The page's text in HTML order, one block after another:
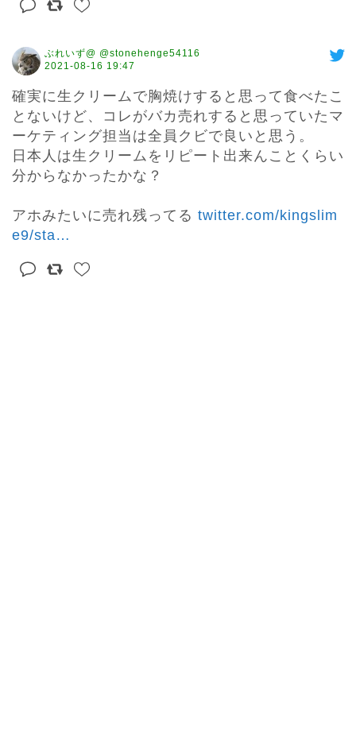
ぶれいず@ @stonehenge54116
2021-08-16 19:47
確実に生クリームで胸焼けすると思って食べたこ
とないけど、コレがバカ売れすると思っていたマ
ーケティング担当は全員クビで良いと思う。
日本人は生クリームをリピート出来んことくらい
分からなかったかな？
アホみたいに売れ残ってる twitter.com/kingslim
e9/sta…